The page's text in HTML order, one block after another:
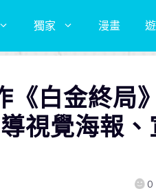
獨家 漫畫
《白金終局
視覺海報、
0